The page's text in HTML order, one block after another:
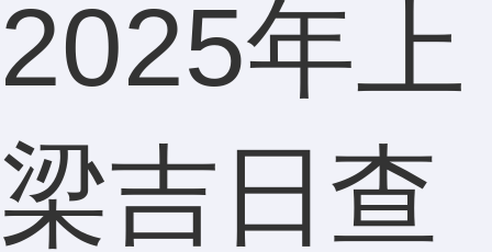
2025年上
梁吉日查